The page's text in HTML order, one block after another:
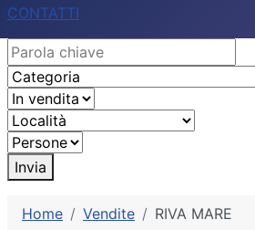
CONTATTI
Invia
Home Vendite
RIVA MARE